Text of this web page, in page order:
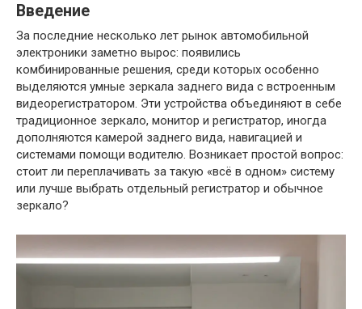
Введение
За последние несколько лет рынок автомобильной
электроники заметно вырос: появились
комбинированные решения, среди которых особенно
выделяются умные зеркала заднего вида с встроенным
видеорегистратором. Эти устройства объединяют в себе
традиционное зеркало, монитор и регистратор, иногда
дополняются камерой заднего вида, навигацией и
системами помощи водителю. Возникает простой вопрос:
стоит ли переплачивать за такую «всё в одном» систему
или лучше выбрать отдельный регистратор и обычное
зеркало?